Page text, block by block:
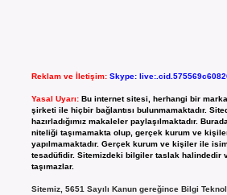
Reklam ve İletişim: Skype:
Yasal Uyarı: Bu internet sitesi, herhangi bir
şirketi ile hiçbir bağlantısı bulunmamaktadır.
hazırladığımız makaleler paylaşılmaktadır.
niteliği taşımamakta olup, gerçek kurum ve
yapılmamaktadır. Gerçek kurum ve kişiler ile
tesadüfidir. Sitemizdeki bilgiler taslak halindedir
taşımazlar.
Sitemiz, 5651 Sayılı Kanun gereğince Bilgi